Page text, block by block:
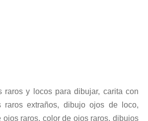
raros y locos para dibujar, carita con
raros extraños, dibujo ojos de loco,
ojos raros, color de ojos raros, dibujos